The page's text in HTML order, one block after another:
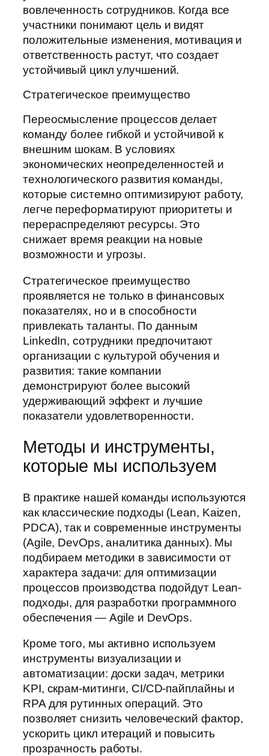
вовлеченность сотрудников. Когда все
участники понимают цель и видят
положительные изменения, мотивация и
ответственность растут, что создает
устойчивый цикл улучшений.
Стратегическое преимущество
Переосмысление процессов делает
команду более гибкой и устойчивой к
внешним шокам. В условиях
экономических неопределенностей и
технологического развития команды,
которые системно оптимизируют работу,
легче переформатируют приоритеты и
перераспределяют ресурсы. Это
снижает время реакции на новые
возможности и угрозы.
Стратегическое преимущество
проявляется не только в финансовых
показателях, но и в способности
привлекать таланты. По данным
LinkedIn, сотрудники предпочитают
организации с культурой обучения и
развития: такие компании
демонстрируют более высокий
удерживающий эффект и лучшие
показатели удовлетворенности.
Методы и инструменты,
которые мы используем
В практике нашей команды используются
как классические подходы (Lean, Kaizen,
PDCA), так и современные инструменты
(Agile, DevOps, аналитика данных). Мы
подбираем методики в зависимости от
характера задачи: для оптимизации
процессов производства подойдут Lean-
подходы, для разработки программного
обеспечения — Agile и DevOps.
Кроме того, мы активно используем
инструменты визуализации и
автоматизации: доски задач, метрики
KPI, скрам-митинги, CI/CD-пайплайны и
RPA для рутинных операций. Это
позволяет снизить человеческий фактор,
ускорить цикл итераций и повысить
прозрачность работы.